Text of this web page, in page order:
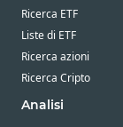
Ricerca ETF
Liste di ETF
Ricerca azioni
Ricerca Cripto
Analisi